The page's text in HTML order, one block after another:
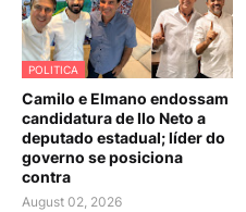
POLITICA
Camilo e Elmano endossam
candidatura de Ilo Neto a
deputado estadual; líder do
governo se posiciona
contra
August 02, 2026